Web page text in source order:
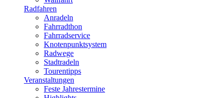
Radfahren
Anradeln
Fahrradthon
Fahrradservice
Knotenpunktsystem
Radwege
Stadtradeln
Tourentipps
Veranstaltungen
Feste Jahrestermine